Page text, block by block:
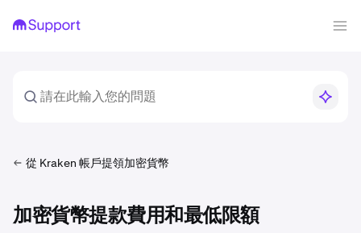
從 Kraken 帳戶提領加密貨幣
加密貨幣提款費用和最低限額